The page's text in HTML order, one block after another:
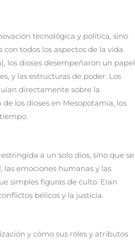
tecnológica y política, sino
todos los aspectos de la vida
los dioses desempeñaron un papel
y las estructuras de poder. Los
directamente sobre la
los dioses en Mesopotamia, los
a un solo dios, sino que se
emociones humanas y las
simples figuras de culto. Eran
bélicos y la justicia.
y cómo sus roles y atributos